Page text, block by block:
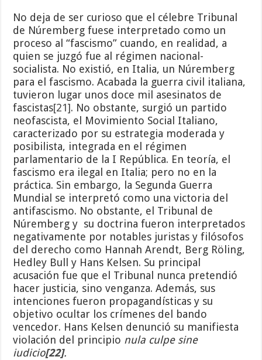
No deja de ser curioso que el célebre Tribunal
de Núremberg fuese interpretado como un
proceso al “fascismo” cuando, en realidad, a
quien se juzgó fue al régimen nacional-
socialista. No existió, en Italia, un Núremberg
para el fascismo. Acabada la guerra civil italiana,
tuvieron lugar unos doce mil asesinatos de
fascistas[21]. No obstante, surgió un partido
neofascista, el Movimiento Social Italiano,
caracterizado por su estrategia moderada y
posibilista, integrada en el régimen
parlamentario de la I República. En teoría, el
fascismo era ilegal en Italia; pero no en la
práctica. Sin embargo, la Segunda Guerra
Mundial se interpretó como una victoria del
antifascismo. No obstante, el Tribunal de
Núremberg y su doctrina fueron interpretados
negativamente por notables juristas y filósofos
del derecho como Hannah Arendt, Berg Röling,
Hedley Bull y Hans Kelsen. Su principal
acusación fue que el Tribunal nunca pretendió
hacer justicia, sino venganza. Además, sus
intenciones fueron propagandísticas y su
objetivo ocultar los crímenes del bando
vencedor. Hans Kelsen denunció su manifiesta
violación del principio nula culpe sine
iudicio[22].